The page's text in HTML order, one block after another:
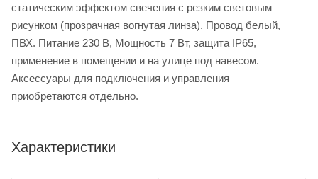
статическим эффектом свечения с резким световым
рисунком (прозрачная вогнутая линза). Провод белый,
ПВХ. Питание 230 В, Мощность 7 Вт, защита IP65,
применение в помещении и на улице под навесом.
Аксессуары для подключения и управления
приобретаются отдельно.
Характеристики